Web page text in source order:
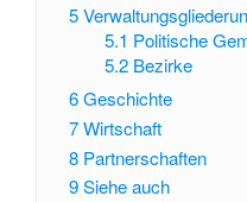
5
5.1 Politische
5.2 Bezirke
6Geschichte
7Wirtschaft
8 Partnerschaften
9Siehe auch